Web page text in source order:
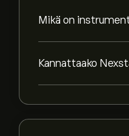
Mikä on
Kannattaako